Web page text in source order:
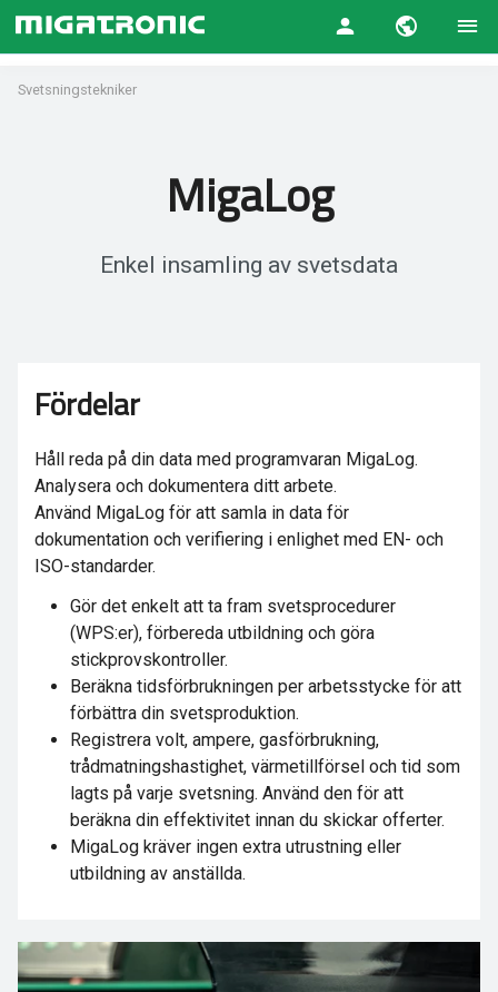
Svetsningstekniker
MigaLog
Enkel insamling av svetsdata
Fördelar
Håll reda på din data med programvaran MigaLog.
Analysera och dokumentera ditt arbete.
Använd MigaLog för att samla in data för
dokumentation och verifiering i enlighet med EN- och
ISO-standarder.
Gör det enkelt att ta fram svetsprocedurer
(WPS:er), förbereda utbildning och göra
stickprovskontroller.
Beräkna tidsförbrukningen per arbetsstycke för att
förbättra din svetsproduktion.
Registrera volt, ampere, gasförbrukning,
trådmatningshastighet, värmetillförsel och tid som
lagts på varje svetsning. Använd den för att
beräkna din effektivitet innan du skickar offerter.
MigaLog kräver ingen extra utrustning eller
utbildning av anställda.